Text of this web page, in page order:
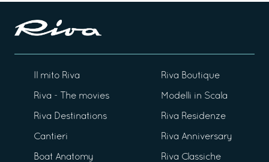
Il mito Riva
Riva - The movies
Riva Destinations
Cantieri
Boat Anatomy
Riva Boutique
Modelli in Scala
Riva Residenze
Riva Anniversary
Riva Classiche